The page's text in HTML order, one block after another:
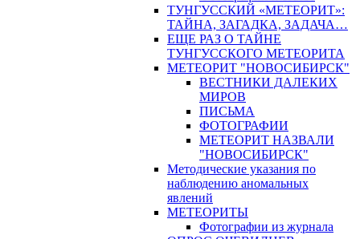
ТУНГУССКИЙ «МЕТЕОРИТ»:
ТАЙНА, ЗАГАДКА, ЗАДАЧА…
ЕЩЕ РАЗ О ТАЙНЕ
ТУНГУССКОГО МЕТЕОРИТА
МЕТЕОРИТ "НОВОСИБИРСК"
ВЕСТНИКИ ДАЛЕКИХ
МИРОВ
ПИСЬМА
ФОТОГРАФИИ
МЕТЕОРИТ НАЗВАЛИ
"НОВОСИБИРСК"
Методические указания по
наблюдению аномальных
явлений
МЕТЕОРИТЫ
Фотографии из журнала